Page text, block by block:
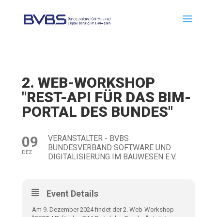
2. WEB-WORKSHOP
"REST-API FÜR DAS BIM-
PORTAL DES BUNDES"
09
DEZ
VERANSTALTER - BVBS
BUNDESVERBAND SOFTWARE UND
DIGITALISIERUNG IM BAUWESEN E.V.
Event Details
Am 9. Dezember 2024 findet der 2. Web-Workshop